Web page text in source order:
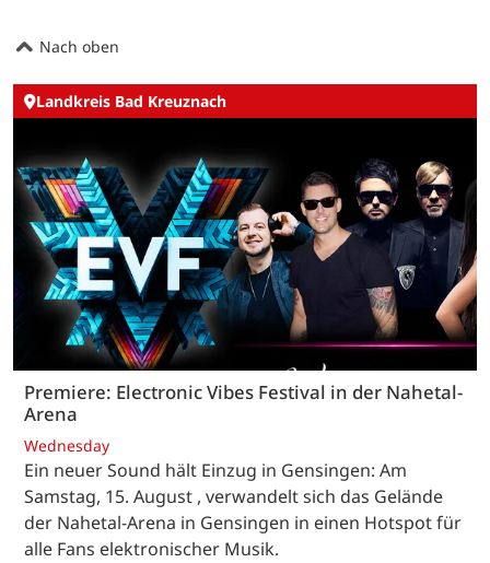
Nach oben
Landkreis Bad Kreuznach
Premiere: Electronic Vibes Festival in der Nahetal-
Arena
Wednesday
Ein neuer Sound hält Einzug in Gensingen: Am
Samstag, 15. August , verwandelt sich das Gelände
der Nahetal-Arena in Gensingen in einen Hotspot für
alle Fans elektronischer Musik.